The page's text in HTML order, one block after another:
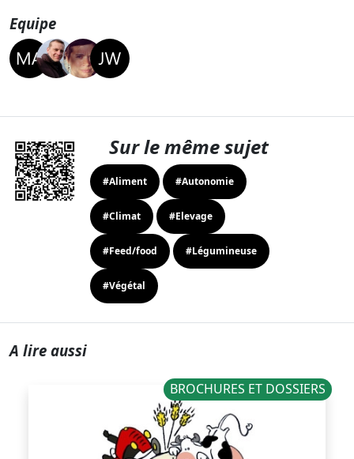
Equipe
Sur le même sujet
#Aliment #Autonomie
#Climat #Elevage
#Feed/food #Légumineuse
#Végétal
A lire aussi
BROCHURES ET DOSSIERS